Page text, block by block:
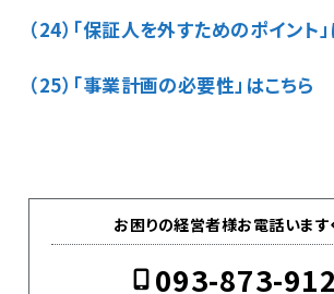
（24）「保証人を外すためのポイント
（25）「事業計画の必要性」はこちら
お困りの経営者様お電話います
093-873-